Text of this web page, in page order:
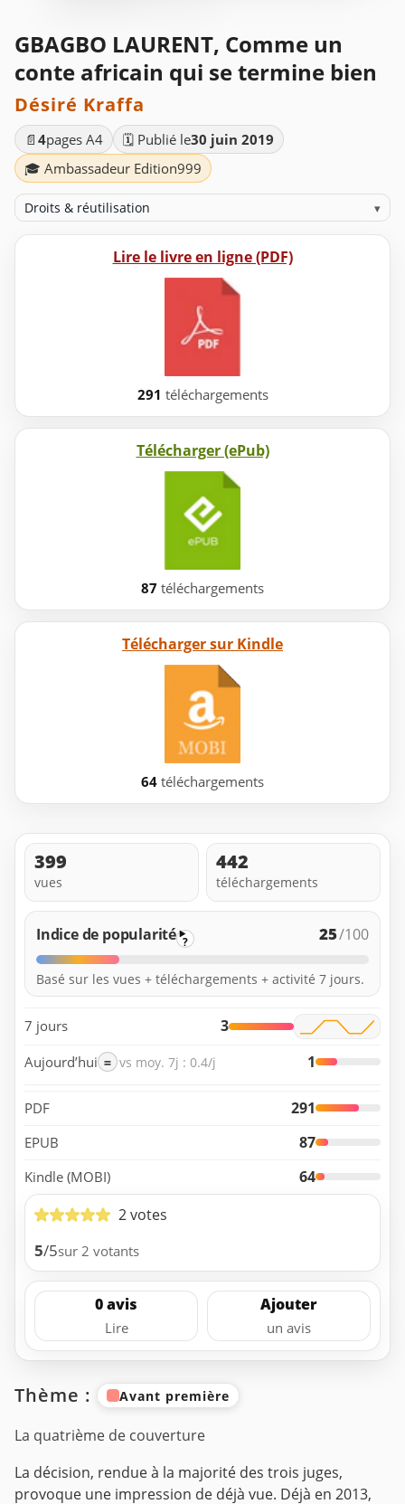
GBAGBO LAURENT, Comme un
conte africain qui se termine bien
Désiré Kraffa
📄 4pages A4 🗓️ Publié le30 juin 2019
🎓 Ambassadeur Edition999
Droits & réutilisation ▾
Lire le livre en ligne (PDF)
291 téléchargements
Télécharger (ePub)
87 téléchargements
Télécharger sur Kindle
64 téléchargements
399
vues
442
téléchargements
Indice de popularité ? 25/100
Basé sur les vues + téléchargements + activité 7 jours.
7 jours 3
Aujourd’hui = vs moy. 7j : 0.4/j 1
PDF 291
EPUB 87
Kindle (MOBI)
64
2 votes
5/5sur 2 votants
0 avis
Lire
Ajouter
un avis
Thème : Avant première
La quatrième de couverture
La décision, rendue à la majorité des trois juges,
provoque une impression de déjà vue. Déjà en 2013,